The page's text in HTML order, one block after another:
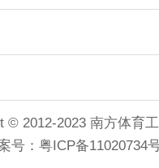
© 2012-2023 南方体育
号： 粤ICP备11020734